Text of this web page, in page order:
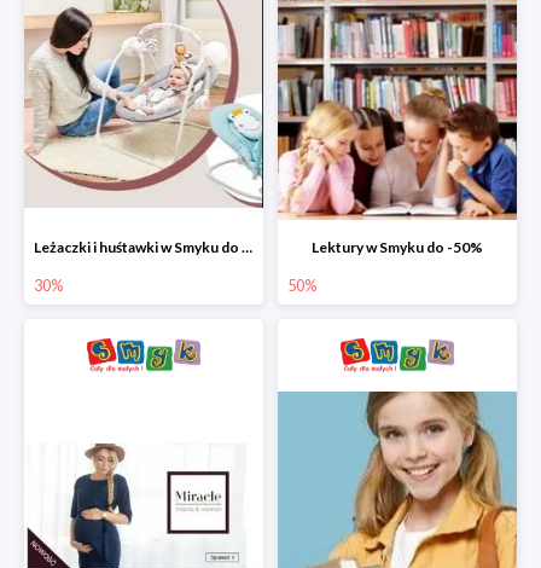
Leżaczki i huśtawki w Smyku do -30%
30%
Lektury w Smyku do -50%
50%